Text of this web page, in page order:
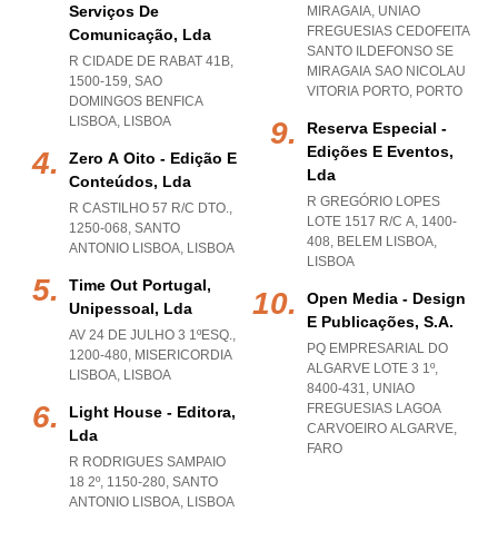
Serviços De
Comunicação, Lda
R CIDADE DE RABAT 41B,
1500-159, SAO
DOMINGOS BENFICA
LISBOA, LISBOA
Zero A Oito - Edição E
Conteúdos, Lda
R CASTILHO 57 R/C DTO.,
1250-068, SANTO
ANTONIO LISBOA, LISBOA
Time Out Portugal,
Unipessoal, Lda
AV 24 DE JULHO 3 1ºESQ.,
1200-480, MISERICORDIA
LISBOA, LISBOA
Light House - Editora,
Lda
R RODRIGUES SAMPAIO
18 2º, 1150-280, SANTO
ANTONIO LISBOA, LISBOA
MIRAGAIA, UNIAO
FREGUESIAS CEDOFEITA
SANTO ILDEFONSO SE
MIRAGAIA SAO NICOLAU
VITORIA PORTO, PORTO
Reserva Especial -
Edições E Eventos,
Lda
R GREGÓRIO LOPES
LOTE 1517 R/C A, 1400-
408, BELEM LISBOA,
LISBOA
Open Media - Design
E Publicações, S.a.
PQ EMPRESARIAL DO
ALGARVE LOTE 3 1º,
8400-431, UNIAO
FREGUESIAS LAGOA
CARVOEIRO ALGARVE,
FARO